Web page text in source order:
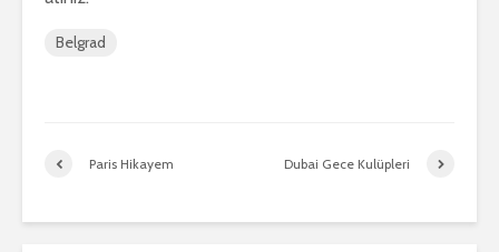
Belgrad
Paris Hikayem Dubai Gece Kulüpleri